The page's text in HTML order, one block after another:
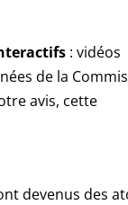
: vidéos
de la
avis, cette
devenus des